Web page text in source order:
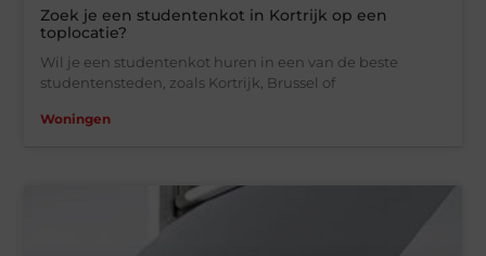
Zoek je een studentenkot in Kortrijk op een
toplocatie?
Wil je een studentenkot huren in een van de beste
studentensteden, zoals Kortrijk, Brussel of
Woningen